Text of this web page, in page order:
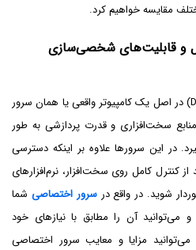
مقایسه خواهیم کرد.
و قابلیت‌های شخصی‌سازی
سرور اختصاصی (Dedicated Server) در اصل یک کامپیوتر واقعی یا همان سرور
سخت‌افزاری و قدرت پردازشی به طور
در این سرورها علاوه بر اینکه دسترسی
از کنترل کامل روی سخت‌افزار، نرم‌افزارهای
شوید. در واقع درسرور اختصاصی شما
می‌توانید آن را مطابق با نیازهای خود
مزایا و معایب سرور اختصاصی